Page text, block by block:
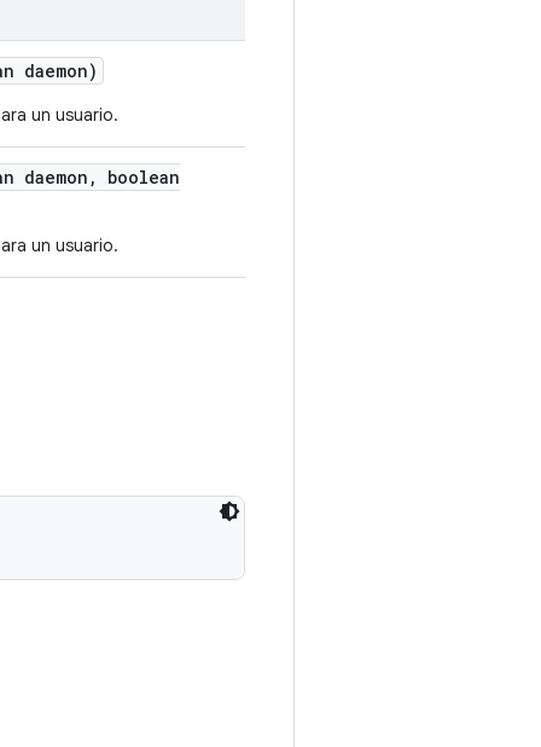
daemon)
un usuario.
daemon , boolean
un usuario.